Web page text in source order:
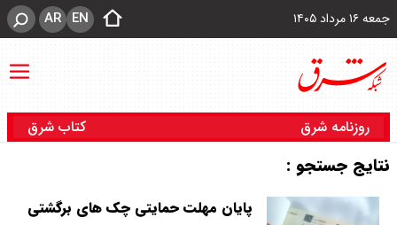
جمعه ۱۶ مرداد ۱۴۰۵ EN
AR
روزنامه شرق کتاب شرق
نتایج جستجو :
پایان مهلت حمایتی چک های برگشتی